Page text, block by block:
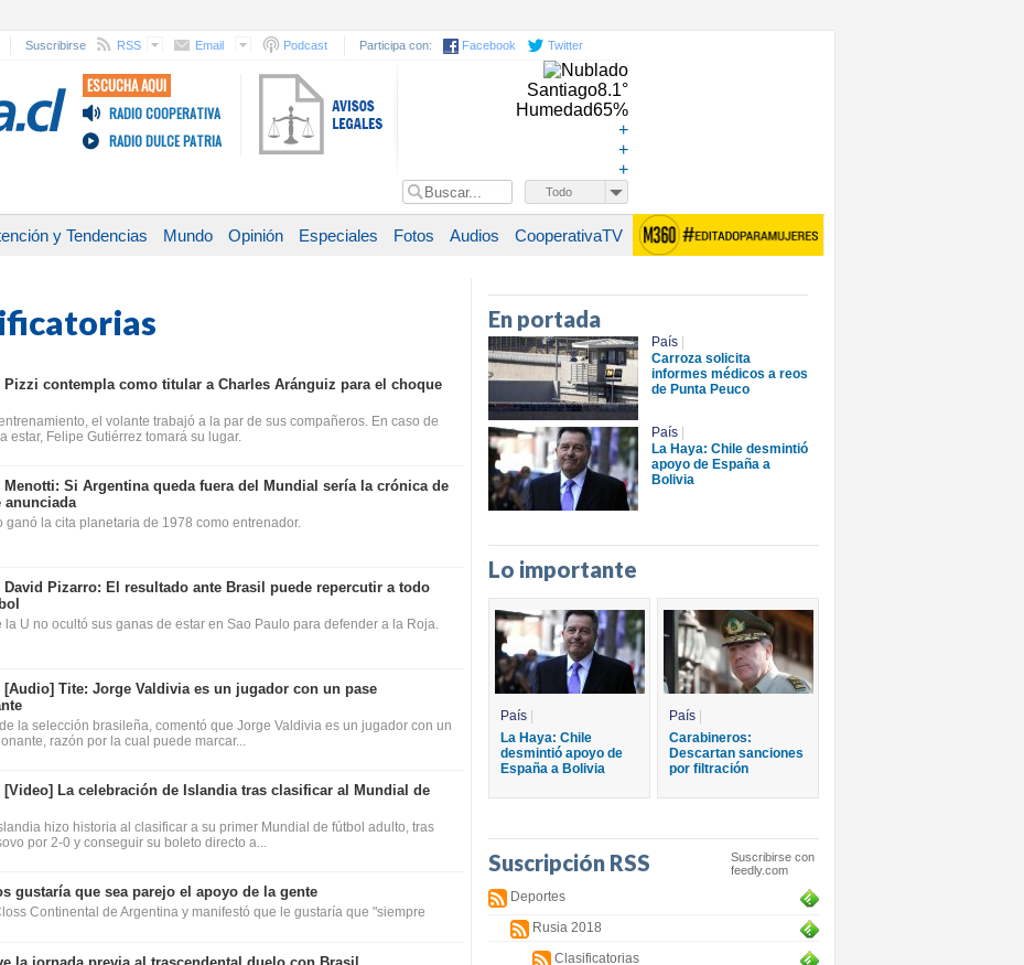
Suscribirse RSS Email Podcast Participa con: Facebook Twitter
ESCUCHA AQUI
RADIO COOPERATIVA
RADIO DULCE PATRIA
Santiago8.1°
Humedad65%
+
+
+
Todo
y Tendencias Mundo Opinión Especiales Fotos Audios CooperativaTV
Pizzi contempla como titular a Charles Aránguiz para el choque
el volante trabajó a la par de sus compañeros. En caso de
estar, Felipe Gutiérrez tomará su lugar.
Menotti: Si Argentina queda fuera del Mundial sería la crónica de
anunciada
ganó la cita planetaria de 1978 como entrenador.
David Pizarro: El resultado ante Brasil puede repercutir a todo
la U no ocultó sus ganas de estar en Sao Paulo para defender a la Roja.
[Audio] Tite: Jorge Valdivia es un jugador con un pase
la selección brasileña, comentó que Jorge Valdivia es un jugador con un
razón por la cual puede marcar...
[Video] La celebración de Islandia tras clasificar al Mundial de
hizo historia al clasificar a su primer Mundial de fútbol adulto, tras
por 2-0 y conseguir su boleto directo a...
gustaría que sea parejo el apoyo de la gente
Continental de Argentina y manifestó que le gustaría que "siempre
En portada
País
Carroza solicita
informes médicos a reos
de Punta Peuco
País
La Haya: Chile desmintió
apoyo de España a
Bolivia
Lo importante
País
La Haya: Chile
desmintió apoyo de
España a Bolivia
País
Carabineros:
Descartan sanciones
por filtración
Suscripción RSS
Suscribirse con
feedly.com
Deportes
Rusia 2018
Clasificatorias